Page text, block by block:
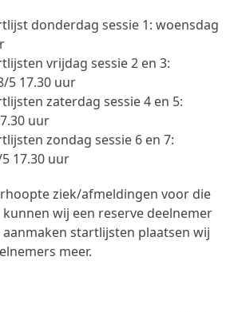
donderdag sessie 1: woensdag
vrijdag sessie 2 en 3:
5 17.30 uur
zaterdag sessie 4 en 5:
uur
zondag sessie 6 en 7:
17.30 uur
ziek/afmeldingen voor die
wij een reserve deelnemer
aanmaken startlijsten plaatsen wij
meer.